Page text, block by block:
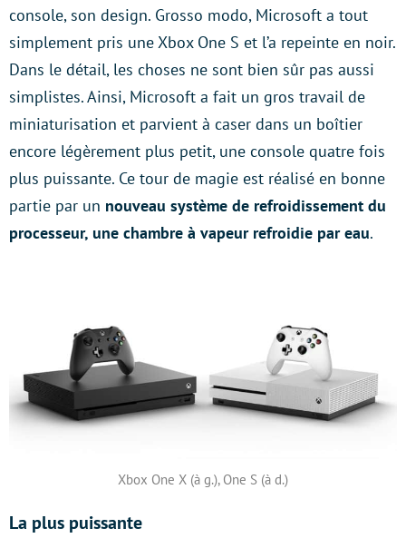
console, son design. Grosso modo, Microsoft a tout
simplement pris une Xbox One S et l’a repeinte en noir.
Dans le détail, les choses ne sont bien sûr pas aussi
simplistes. Ainsi, Microsoft a fait un gros travail de
miniaturisation et parvient à caser dans un boîtier
encore légèrement plus petit, une console quatre fois
plus puissante. Ce tour de magie est réalisé en bonne
partie par un nouveau système de refroidissement du
processeur, une chambre à vapeur refroidie par eau.
Xbox One X (à g.), One S (à d.)
La plus puissante